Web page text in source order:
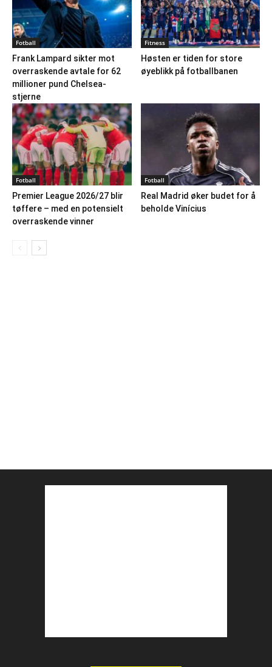
Fotball
Frank Lampard sikter mot
overraskende avtale for 62
millioner pund Chelsea-
stjerne
Fitness
Høsten er tiden for store
øyeblikk på fotballbanen
Fotball
Premier League 2026/27 blir
tøffere – med en potensielt
overraskende vinner
Fotball
Real Madrid øker budet for å
beholde Vinícius